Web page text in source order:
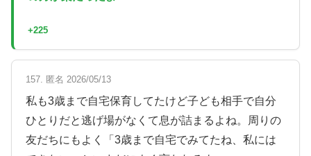
+225
157. 匿名 2026/05/13
私も3歳まで自宅保育してたけど子ども相手で自分
ひとりだと逃げ場がなくて息が詰まるよね。周りの
友だちにもよく「3歳まで自宅でみてたね、私には